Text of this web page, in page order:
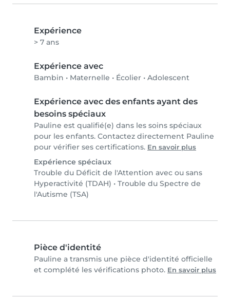
Expérience
> 7 ans
Expérience avec
Bambin • Maternelle • Écolier • Adolescent
Expérience avec des enfants ayant des
besoins spéciaux
Pauline est qualifié(e) dans les soins spéciaux
pour les enfants. Contactez directement Pauline
pour vérifier ses certifications. En savoir plus
Expérience spéciaux
Trouble du Déficit de l'Attention avec ou sans
Hyperactivité (TDAH) • Trouble du Spectre de
l'Autisme (TSA)
Pièce d'identité
Pauline a transmis une pièce d'identité officielle
et complété les vérifications photo. En savoir plus